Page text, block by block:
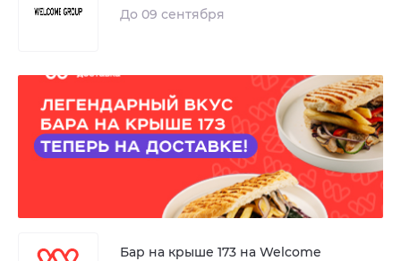
До 09 сентября
Бар на крыше 173 на Welcome